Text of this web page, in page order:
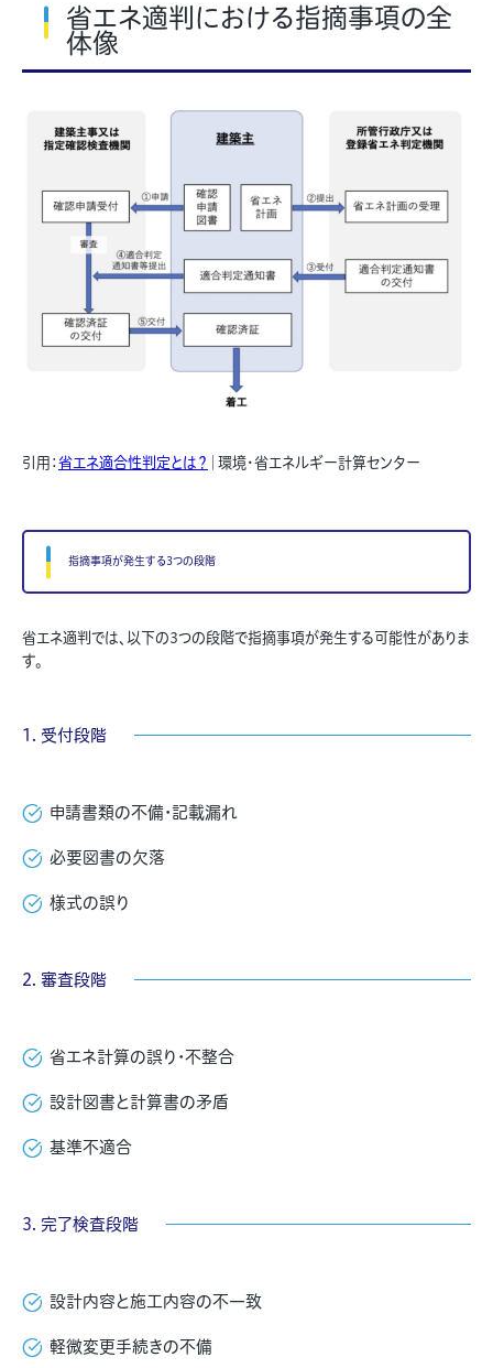
省エネ適判における指摘事項の全
体像
引用：省エネ適合性判定とは？ ｜環境・省エネルギー計算センター
指摘事項が発生する3つの段階
省エネ適判では、以下の3つの段階で指摘事項が発生する可能性がありま
す。
1. 受付段階
申請書類の不備・記載漏れ
必要図書の欠落
様式の誤り
2. 審査段階
省エネ計算の誤り・不整合
設計図書と計算書の矛盾
基準不適合
3. 完了検査段階
設計内容と施工内容の不一致
軽微変更手続きの不備